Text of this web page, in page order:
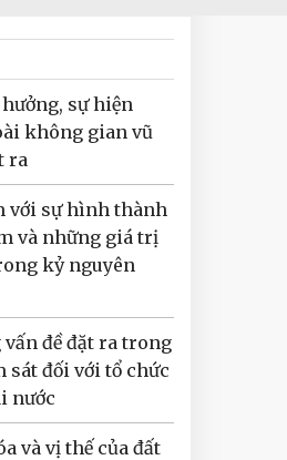
sự hiện
không gian vũ
ra
với sự hình thành
và những giá trị
kỷ nguyên
đề đặt ra trong
sát đối với tổ chức
nước
và vị thế của đất